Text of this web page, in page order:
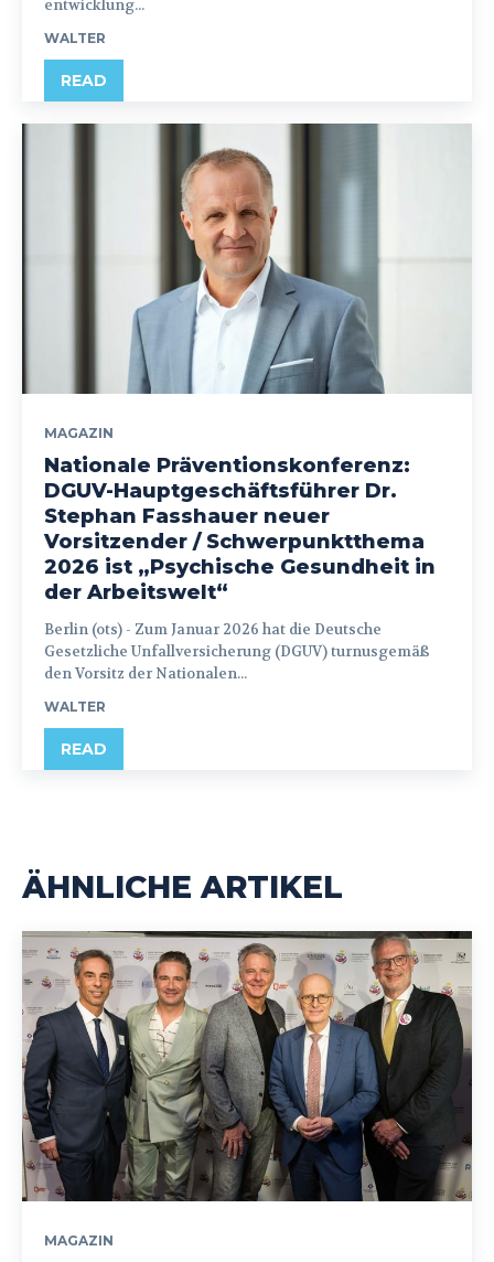
entwicklung...
WALTER
READ
MAGAZIN
Nationale Präventionskonferenz:
DGUV-Hauptgeschäftsführer Dr.
Stephan Fasshauer neuer
Vorsitzender / Schwerpunktthema
2026 ist „Psychische Gesundheit in
der Arbeitswelt“
Berlin (ots) - Zum Januar 2026 hat die Deutsche
Gesetzliche Unfallversicherung (DGUV) turnusgemäß
den Vorsitz der Nationalen...
WALTER
READ
ÄHNLICHE ARTIKEL
MAGAZIN